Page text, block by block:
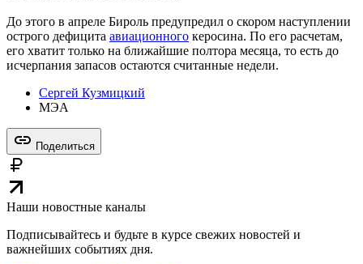
До этого в апреле Бироль предупредил о скором наступлении
острого дефицита авиационного керосина. По его расчетам,
его хватит только на ближайшие полтора месяца, то есть до
исчерпания запасов остаются считанные недели.
Сергей Кузмицкий
МЭА
Поделиться
Наши новостные каналы
Подписывайтесь и будьте в курсе свежих новостей и
важнейших событиях дня.